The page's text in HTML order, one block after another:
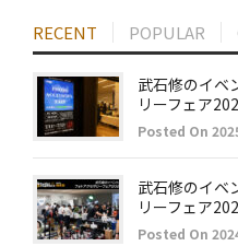
RECENT POPULAR
武石修のイベ
リーフェア
Posted On
武石修のイベ
リーフェア
Posted On